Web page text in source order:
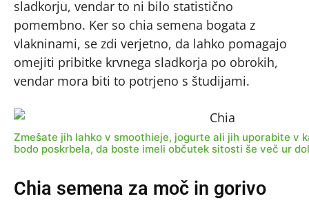
sladkorju, vendar to ni bilo statistično
pomembno. Ker so chia semena bogata z
vlakninami, se zdi verjetno, da lahko pomagajo
omejiti pribitke krvnega sladkorja po obrokih,
vendar mora biti to potrjeno s študijami.
Zmešate jih lahko v smoothieje, jogurte ali jih uporabite v
bodo poskrbela, da boste imeli občutek sitosti še več ur
Chia semena za moč in gorivo